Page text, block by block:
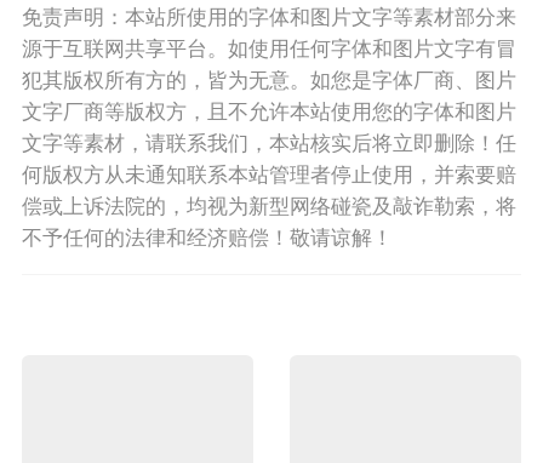
免责声明：本站所使用的字体和图片文字等素材部分来
源于互联网共享平台。如使用任何字体和图片文字有冒
犯其版权所有方的，皆为无意。如您是字体厂商、图片
文字厂商等版权方，且不允许本站使用您的字体和图片
文字等素材，请联系我们，本站核实后将立即删除！任
何版权方从未通知联系本站管理者停止使用，并索要赔
偿或上诉法院的，均视为新型网络碰瓷及敲诈勒索，将
不予任何的法律和经济赔偿！敬请谅解！